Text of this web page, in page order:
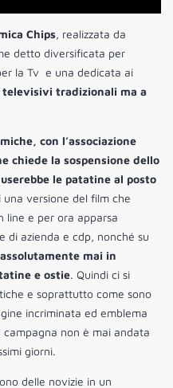
Chips, realizzata da
detto diversificata per
la Tv e una dedicata ai
televisivi tradizionali ma a
con l’associazione
chiede la sospensione dello
le patatine al posto
versione del film che
line e per ora apparsa
di azienda e cdp, nonché su
mai in
e ostie. Quindi ci si
e soprattutto come sono
incriminata ed emblema
campagna non è mai andata
giorni.
delle novizie in un